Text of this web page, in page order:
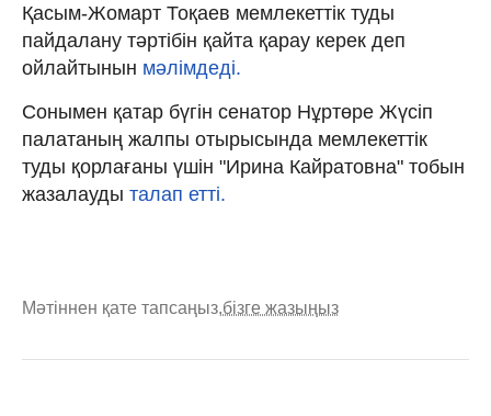
Қасым-Жомарт Тоқаев мемлекеттік туды
пайдалану тәртібін қайта қарау керек деп
ойлайтынын мәлімдеді.
Cонымен қатар бүгін сенатор Нұртөре Жүсіп
палатаның жалпы отырысында мемлекеттік
туды қорлағаны үшін "Ирина Кайратовна" тобын
жазалауды талап етті.
Мәтіннен қате тапсаңыз,бізге жазыңыз